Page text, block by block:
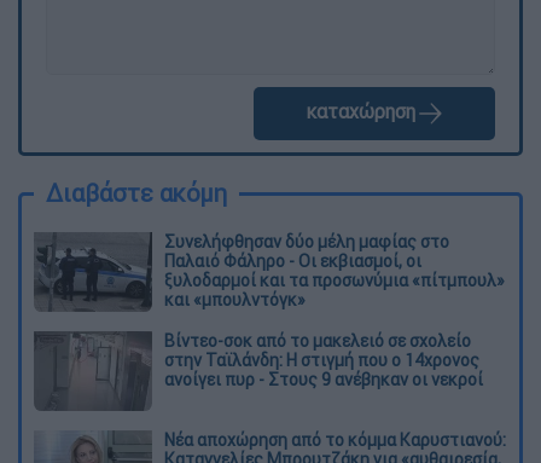
καταχώρηση
Διαβάστε ακόμη
Συνελήφθησαν δύο μέλη μαφίας στο
Παλαιό Φάληρο - Οι εκβιασμοί, οι
ξυλοδαρμοί και τα προσωνύμια «πίτμπουλ»
και «μπουλντόγκ»
Βίντεο-σοκ από το μακελειό σε σχολείο
στην Ταϊλάνδη: Η στιγμή που ο 14χρονος
ανοίγει πυρ - Στους 9 ανέβηκαν οι νεκροί
Νέα αποχώρηση από το κόμμα Καρυστιανού: